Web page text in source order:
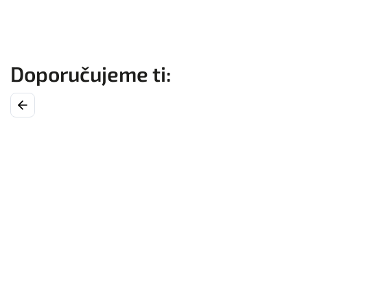
Previous